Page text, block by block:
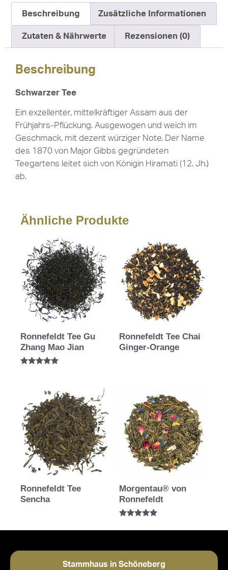
Beschreibung Zusätzliche Informationen
Zutaten & Nährwerte Rezensionen (0)
Beschreibung
Schwarzer Tee
Ein exzellenter, mittelkräftiger Assam aus der
Frühjahrs-Pflückung. Ausgewogen und weich im
Geschmack, mit dezent würziger Note. Der Name
des 1870 von Major Gibbs gegründeten
Teegartens leitet sich von Königin Hiramati (12. Jh.)
ab.
Ähnliche Produkte
Ronnefeldt Tee Gu
Zhang Mao Jian
Ronnefeldt Tee Chai
Ginger-Orange
Ronnefeldt Tee
Sencha
Morgentau® von
Ronnefeldt
5.00
Stammhaus in Schöneberg